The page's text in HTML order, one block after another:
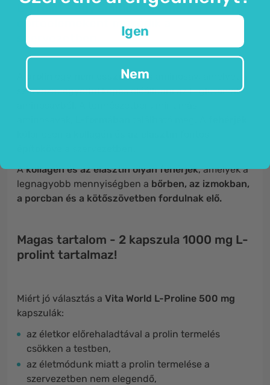
L-prolin - egy aminosav, amely a fehérje
építőelemeként működik a
nem esszenciális
szervezet egyedül képes előállítani az L-glutamát
Akollagén és az elasztin olyan fehérjék, amelyek a
legnagyobb mennyiségben a bőrben, az izmokban,
a porcban és a kötőszövetben fordulnak elő.
Magas tartalom - 2 kapszula 1000 mg L-
prolint tartalmaz!
Miért jó választás a Vita World L-Proline 500 mg
kapszulák:
az életkor előrehaladtával a prolin termelés
csökken a testben,
az életmódunk miatt a prolin termelése a
szervezetben nem elegendő,
Igen
Nem